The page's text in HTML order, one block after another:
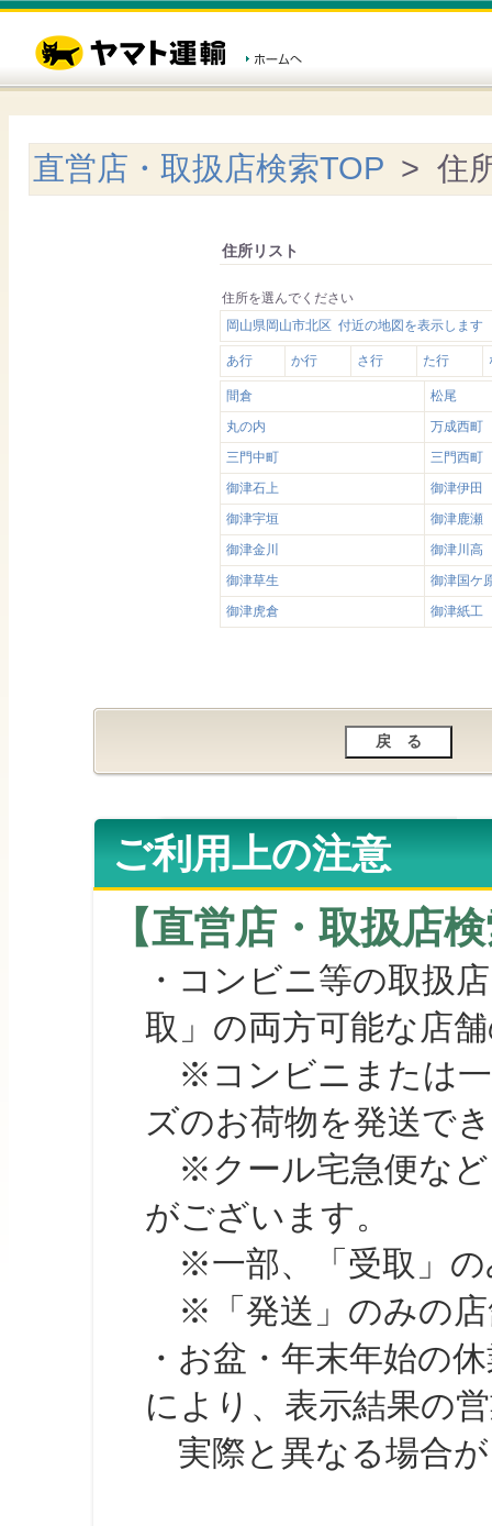
直営店・取扱店検索TOP > 住
住所リスト
住所を選んでください
岡山県岡山市北区 付近の地図を表示します
あ行 か行 さ行 た行
間倉
松尾
丸の内
万成西町
三門中町
三門西町
御津石上
御津伊田
御津宇垣
御津鹿瀬
御津金川
御津川高
御津草生
御津国ケ
御津虎倉
御津紙工
ご利用上の注意
【直営店・取扱店
・コンビニ等の取扱
取」の両方可能な店
※コンビニまたは一
ズのお荷物を発送で
※クール宅急便など
がございます。
※一部、「受取」の
※「発送」のみの店
・お盆・年末年始の
により、表示結果の
実際と異なる場合が